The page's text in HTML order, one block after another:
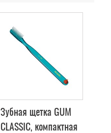
Зубная щетка GUM
CLASSIC, компактная